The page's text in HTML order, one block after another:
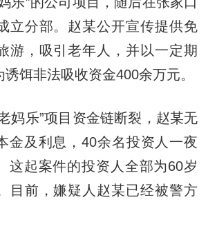
立分部。赵某公开宣传提供免
游，吸引老年人，并以一定期
饵非法吸收资金400余万元。
乐”项目资金链断裂，赵某无
金及利息，40余名投资人一夜
这起案件的投资人全部为60岁
目前，嫌疑人赵某已经被警方